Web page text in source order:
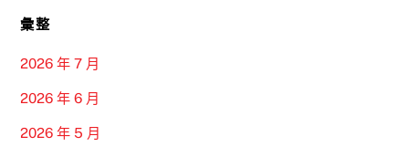
彙整
2026 年 7 月
2026 年 6 月
2026 年 5 月